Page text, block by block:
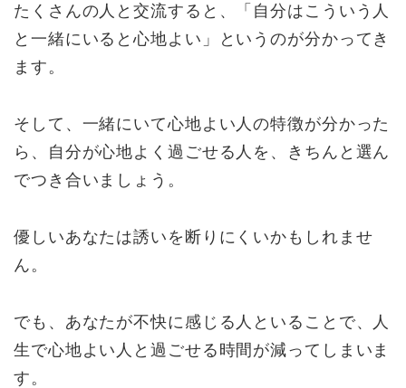
たくさんの人と交流すると、「自分はこういう人
と一緒にいると心地よい」というのが分かってき
ます。
そして、一緒にいて心地よい人の特徴が分かった
ら、自分が心地よく過ごせる人を、きちんと選ん
でつき合いましょう。
優しいあなたは誘いを断りにくいかもしれませ
ん。
でも、あなたが不快に感じる人といることで、人
生で心地よい人と過ごせる時間が減ってしまいま
す。